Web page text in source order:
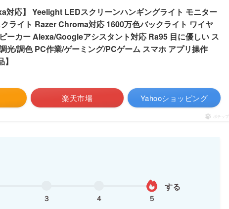
対応】 Yeelight LEDスクリーンハンギングライト モニター
ライト Razer Chroma対応 1600万色バックライト ワイヤ
ーカー Alexa/Googleアシスタント対応 Ra95 目に優しい ス
光/調色 PC作業/ゲーミング/PCゲーム スマホ アプリ操作
楽天市場 Yahooショッピング
ポチップ
３ ４ ５
する